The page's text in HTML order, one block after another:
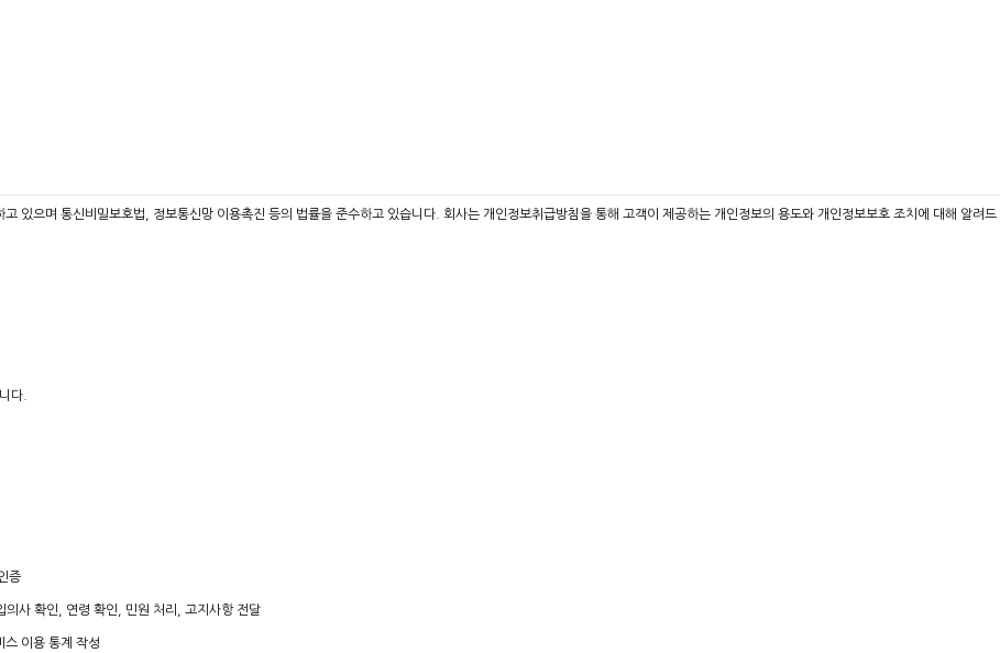
있으며 통신비밀보호법, 정보통신망 이용촉진 등의 법률을 준수하고 있습니다. 회사는 개인정보취급방침을 통해 고객이 제공하는 개인정보의 용도와 개인정보보호 조치에 대해 알려드
다.
증
사 확인, 연령 확인, 민원 처리, 고지사항 전달
이용 통계 작성